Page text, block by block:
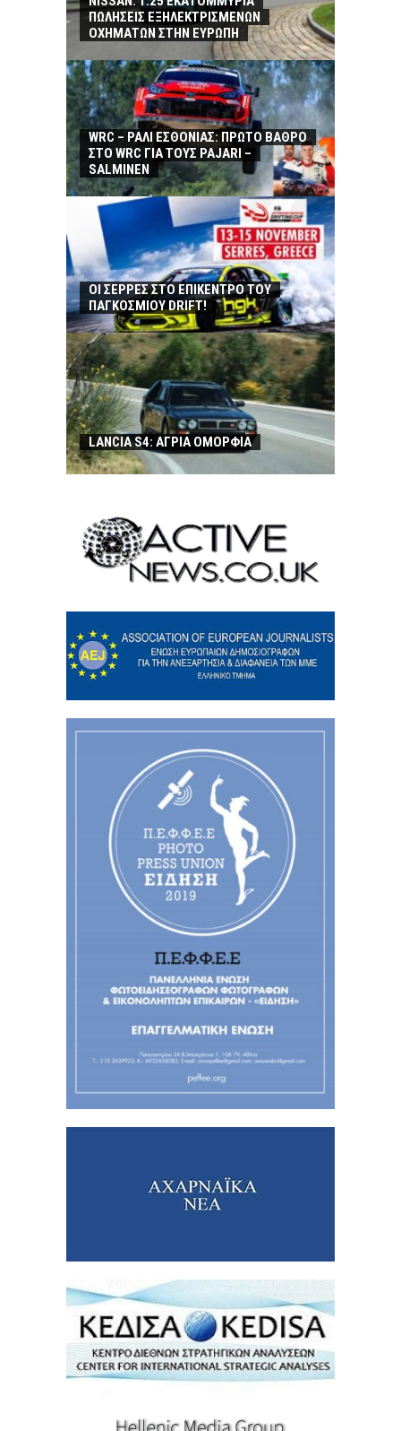
ΠΩΛΗΣΕΙΣ ΕΞΗΛΕΚΤΡΙΣΜΕΝΩΝ
ΟΧΗΜΑΤΩΝ ΣΤΗΝ ΕΥΡΩΠΗ
WRC – ΡΑΛΙ ΕΣΘΟΝΙΑΣ: ΠΡΩΤΟ ΒΑΘΡΟ
ΣΤΟ WRC ΓΙΑ ΤΟΥΣ PAJARI –
SALMINEN
ΟΙ ΣΕΡΡΕΣ ΣΤΟ ΕΠΙΚΕΝΤΡΟ ΤΟΥ
ΠΑΓΚΟΣΜΙΟΥ DRIFT!
LANCIA S4: ΑΓΡΙΑ ΟΜΟΡΦΙΑ